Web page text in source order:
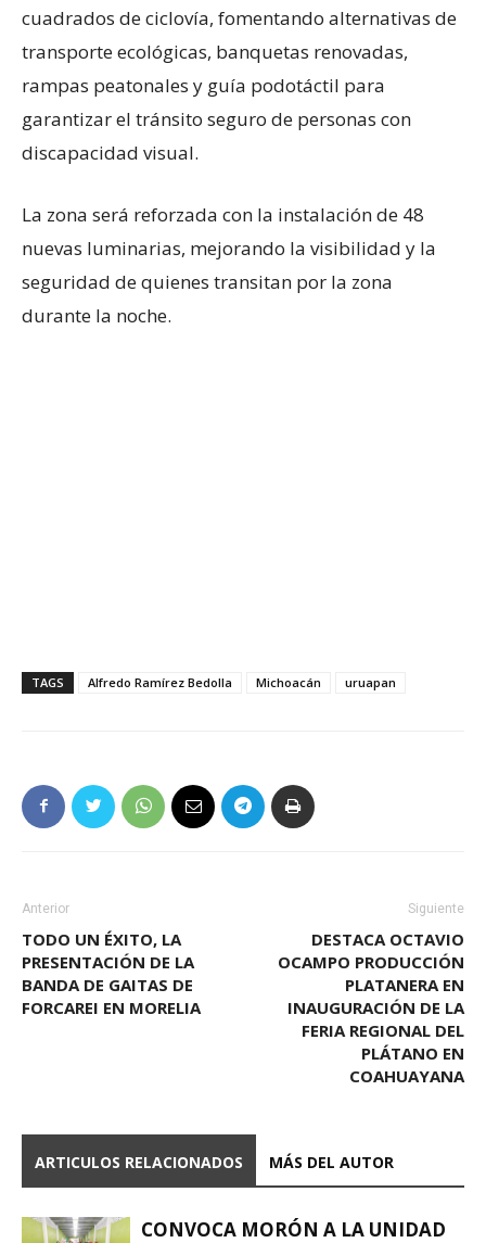
cuadrados de ciclovía, fomentando alternativas de
transporte ecológicas, banquetas renovadas,
rampas peatonales y guía podotáctil para
garantizar el tránsito seguro de personas con
discapacidad visual.
La zona será reforzada con la instalación de 48
nuevas luminarias, mejorando la visibilidad y la
seguridad de quienes transitan por la zona
durante la noche.
TAGS Alfredo Ramírez Bedolla Michoacán uruapan
Anterior
TODO UN ÉXITO, LA
PRESENTACIÓN DE LA
BANDA DE GAITAS DE
FORCAREI EN MORELIA
Siguiente
DESTACA OCTAVIO
OCAMPO PRODUCCIÓN
PLATANERA EN
INAUGURACIÓN DE LA
FERIA REGIONAL DEL
PLÁTANO EN
COAHUAYANA
ARTICULOS RELACIONADOS MÁS DEL AUTOR
CONVOCA MORÓN A LA UNIDAD